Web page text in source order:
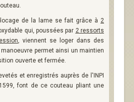
de la lame se fait grâce à 2
qui, poussées par 2 ressorts
, viennent se loger dans des
permet ainsi un maintien
ouverte et fermée.
et enregistrés auprès de l'INPI
font de ce couteau pliant une